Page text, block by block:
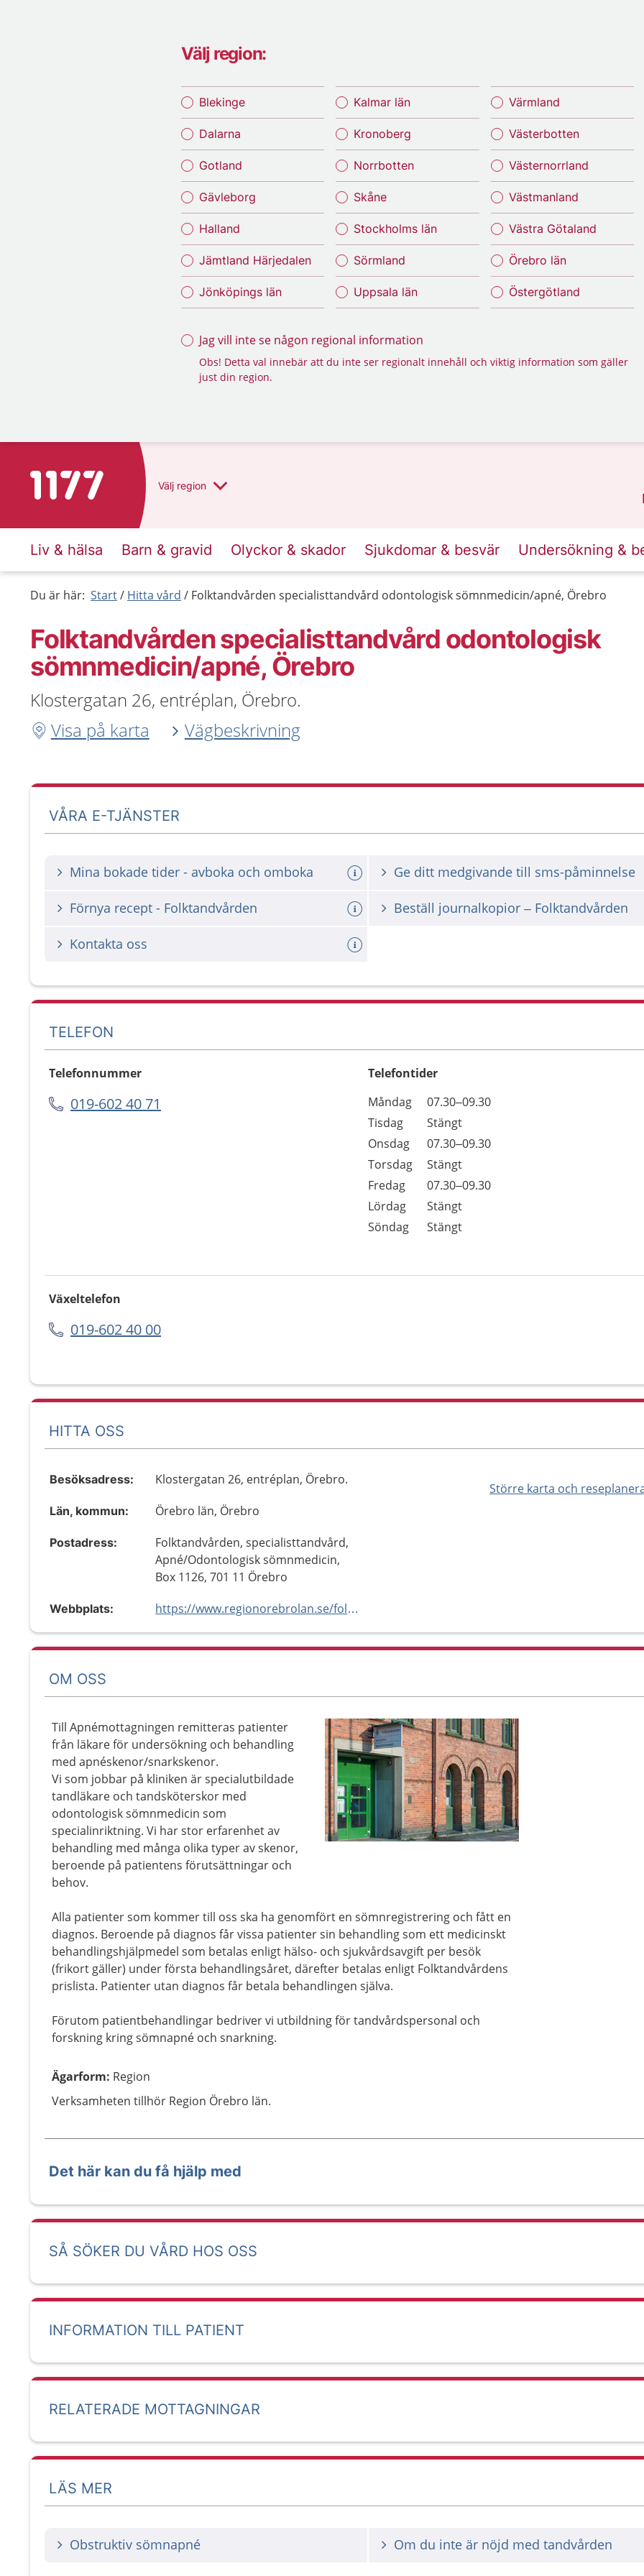
Välj region:
Blekinge
Dalarna
Gotland
Gävleborg
Halland
Jämtland Härjedalen
Jönköpings län
Kalmar län
Kronoberg
Norrbotten
Skåne
Stockholms län
Sörmland
Uppsala län
Värmland
Västerbotten
Västernorrland
Västmanland
Västra Götaland
Örebro län
Östergötland
Jag vill inte se någon regional information
Obs! Detta val innebär att du inte ser regionalt innehåll och viktig information som gäller
just din region.
Till startsidan för 1177 Välj region
Liv & hälsa Barn & gravid Olyckor & skador Sjukdomar & besvär Undersökning &
Du är här: Start Hitta vård Folktandvården specialisttandvård odontologisk sömnmedicin/apné, Örebro
Folktandvården specialisttandvård odontologisk
sömnmedicin/apné, Örebro
Klostergatan 26, entréplan, Örebro.
Visa på karta
Vägbeskrivning
VÅRA E-TJÄNSTER
Mina bokade tider - avboka och omboka Ge ditt medgivande till sms-påminnelse
Förnya recept - Folktandvården Beställ journalkopior – Folktandvården
Kontakta oss
TELEFON
Telefonnummer
019-602 40 71
Telefontider
Dag
Öppettider
Kommentarer
Måndag
07.30–09.30
Tisdag
Stängt
Onsdag
07.30–09.30
Torsdag
Stängt
Fredag
07.30–09.30
Lördag
Stängt
Söndag
Stängt
Växeltelefon
019-602 40 00
HITTA OSS
Större karta och
Besöksadress: Klostergatan 26, entréplan, Örebro.
Län, kommun: Örebro län, Örebro
Postadress:
Folktandvården, specialisttandvård,
Apné/Odontologisk sömnmedicin,
Box 1126, 701 11 Örebro
Webbplats: https://www.regionorebrolan.se/folktandvarden
OM OSS
Till Apnémottagningen remitteras patienter
från läkare för undersökning och behandling
med apnéskenor/snarkskenor.
Vi som jobbar på kliniken är specialutbildade
tandläkare och tandsköterskor med
odontologisk sömnmedicin som
specialinriktning. Vi har stor erfarenhet av
behandling med många olika typer av skenor,
beroende på patientens förutsättningar och
behov.
Alla patienter som kommer till oss ska ha genomfört en sömnregistrering och fått en
diagnos. Beroende på diagnos får vissa patienter sin behandling som ett medicinskt
behandlingshjälpmedel som betalas enligt hälso- och sjukvårdsavgift per besök
(frikort gäller) under första behandlingsåret, därefter betalas enligt Folktandvårdens
prislista. Patienter utan diagnos får betala behandlingen själva.
Förutom patientbehandlingar bedriver vi utbildning för tandvårdspersonal och
forskning kring sömnapné och snarkning.
Ägarform: Region
Verksamheten tillhör Region Örebro län.
Det här kan du få hjälp med
SÅ SÖKER DU VÅRD HOS OSS
INFORMATION TILL PATIENT
RELATERADE MOTTAGNINGAR
LÄS MER
Obstruktiv sömnapné Om du inte är nöjd med tandvården